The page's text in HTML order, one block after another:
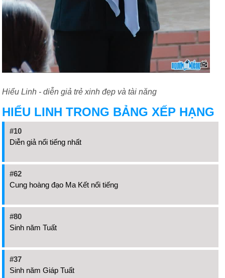
Hiểu Linh - diễn giả trẻ xinh đẹp và tài năng
HIỂU LINH TRONG BẢNG XẾP HẠNG
#10
Diễn giả nổi tiếng nhất
#62
Cung hoàng đạo Ma Kết nổi tiếng
#80
Sinh năm Tuất
#37
Sinh năm Giáp Tuất